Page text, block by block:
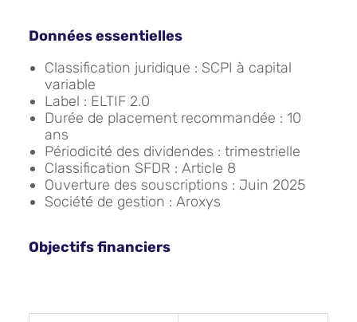
Données essentielles
Classification juridique : SCPI à capital
variable
Label : ELTIF 2.0
Durée de placement recommandée : 10
ans
Périodicité des dividendes : trimestrielle
Classification SFDR : Article 8
Ouverture des souscriptions : Juin 2025
Société de gestion : Aroxys
Objectifs financiers